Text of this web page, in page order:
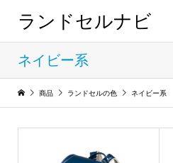
ランドセルナビ
ネイビー系
商品 ランドセルの色 ネイビー系